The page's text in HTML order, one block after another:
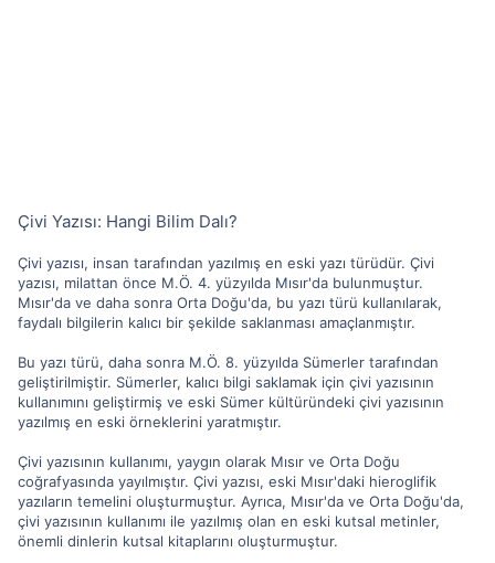
Çivi Yazısı: Hangi Bilim Dalı?
Çivi yazısı, insan tarafından yazılmış en eski yazı türüdür. Çivi
yazısı, milattan önce M.Ö. 4. yüzyılda Mısır'da bulunmuştur.
Mısır'da ve daha sonra Orta Doğu'da, bu yazı türü kullanılarak,
faydalı bilgilerin kalıcı bir şekilde saklanması amaçlanmıştır.
Bu yazı türü, daha sonra M.Ö. 8. yüzyılda Sümerler tarafından
geliştirilmiştir. Sümerler, kalıcı bilgi saklamak için çivi yazısının
kullanımını geliştirmiş ve eski Sümer kültüründeki çivi yazısının
yazılmış en eski örneklerini yaratmıştır.
Çivi yazısının kullanımı, yaygın olarak Mısır ve Orta Doğu
coğrafyasında yayılmıştır. Çivi yazısı, eski Mısır'daki hieroglifik
yazıların temelini oluşturmuştur. Ayrıca, Mısır'da ve Orta Doğu'da,
çivi yazısının kullanımı ile yazılmış olan en eski kutsal metinler,
önemli dinlerin kutsal kitaplarını oluşturmuştur.